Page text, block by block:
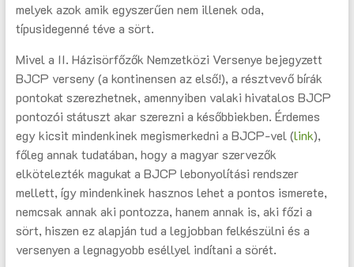
melyek azok amik egyszerűen nem illenek oda,
típusidegenné téve a sört.
Mivel a II. Házisörfőzők Nemzetközi Versenye bejegyzett
BJCP verseny (a kontinensen az első!), a résztvevő bírák
pontokat szerezhetnek, amennyiben valaki hivatalos BJCP
pontozói státuszt akar szerezni a későbbiekben. Érdemes
egy kicsit mindenkinek megismerkedni a BJCP-vel (link),
főleg annak tudatában, hogy a magyar szervezők
elkötelezték magukat a BJCP lebonyolítási rendszer
mellett, így mindenkinek hasznos lehet a pontos ismerete,
nemcsak annak aki pontozza, hanem annak is, aki főzi a
sört, hiszen ez alapján tud a legjobban felkészülni és a
versenyen a legnagyobb eséllyel indítani a sörét.